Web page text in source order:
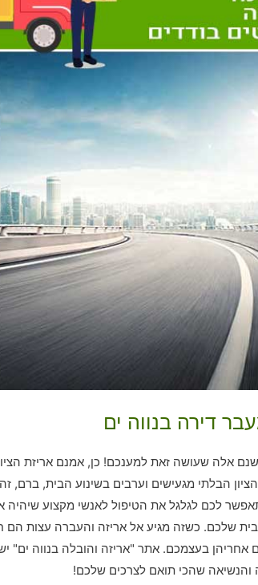
דירה בנווה ים
אלה שעושה זאת למענכם! כן, אמנם אריזת
הבלתי מגעישים וערבים בשינוע הבית,
לכם לגלגל את הטיפול לאנשי מקצוע שיהיה
שלכם. כשזה מגיע אל אריזה והעברה עצות הם
אחריהן בעצמכם. אתר "אריזה והובלה בנווה ים"